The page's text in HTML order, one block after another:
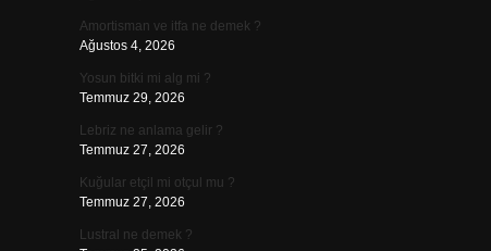
Amortisman ve itfa ne demek ?
Ağustos 4, 2026
Yosun bitki mi alg mi ?
Temmuz 29, 2026
Lebriz ne anlama gelir ?
Temmuz 27, 2026
Kuğular etçil mi otçul mu ?
Temmuz 27, 2026
Lustral ne demek ?